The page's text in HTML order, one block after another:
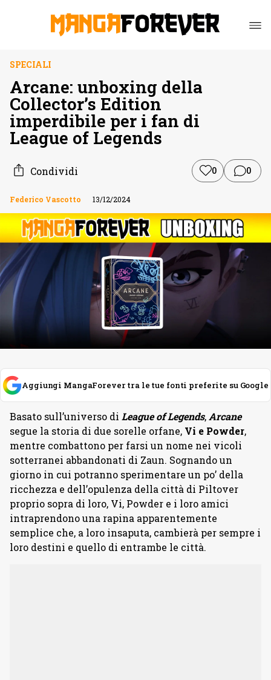
SPECIALI
Arcane: unboxing della
Collector’s Edition
imperdibile per i fan di
League of Legends
Condividi 0 0
Federico Vascotto 13/12/2024
Aggiungi MangaForever tra le tue fonti preferite su Google
Basato sull’universo di League of Legends,Arcane
segue la storia di due sorelle orfane, Vi e Powder,
mentre combattono per farsi un nome nei vicoli
sotterranei abbandonati di Zaun. Sognando un
giorno in cui potranno sperimentare un po’ della
ricchezza e dell’opulenza della città di Piltover
proprio sopra di loro, Vi, Powder e i loro amici
intraprendono una rapina apparentemente
semplice che, a loro insaputa, cambierà per sempre i
loro destini e quello di entrambe le città.